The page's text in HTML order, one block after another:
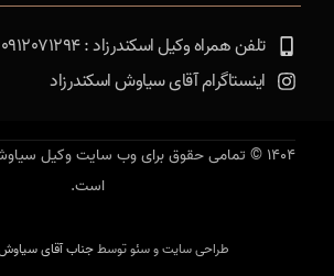
تلفن همراه وکیل اسکندرزاد : 0912071294
اینستاگرام آقای سیاوش اسکندرزاد
1404 © تمامی حقوق برای وب سایت وکیل
است.
طراحی سایت و سئو توسطجناب آقای سیاوش